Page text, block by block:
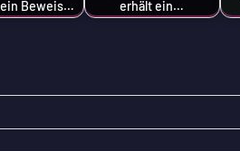
Beweis…
erhält ein…